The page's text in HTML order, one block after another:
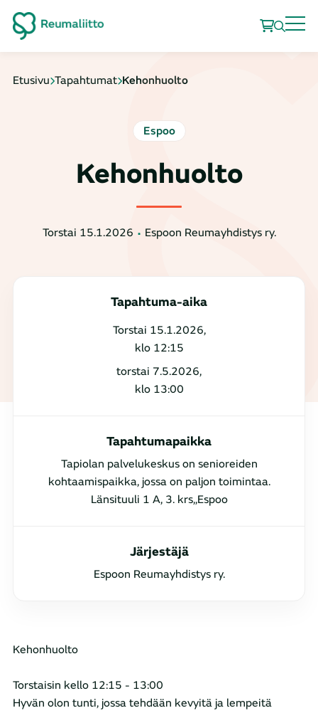
Etusivu Tapahtumat Kehonhuolto
Espoo
Kehonhuolto
Torstai 15.1.2026 Espoon Reumayhdistys ry.
Tapahtuma-aika
Torstai 15.1.2026,
klo 12:15
torstai 7.5.2026,
klo 13:00
Tapahtumapaikka
Tapiolan palvelukeskus on senioreiden
kohtaamispaikka, jossa on paljon toimintaa.
Länsituuli 1 A, 3. krs,,Espoo
Järjestäjä
Espoon Reumayhdistys ry.
Kehonhuolto
Torstaisin kello 12:15 - 13:00
Hyvän olon tunti, jossa tehdään kevyitä ja lempeitä